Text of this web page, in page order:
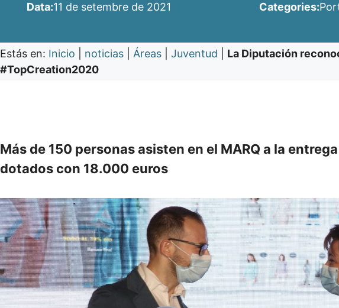
Data:11 de setembre de 2021 Categories:
Estás en: Inicio noticias Áreas Juventud
La Diputación
#TopCreation2020
Más de 150 personas asisten en el MARQ a la
dotados con 18.000 euros